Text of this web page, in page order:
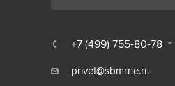
+7 (499) 755-80-78
privet@sbmrne.ru